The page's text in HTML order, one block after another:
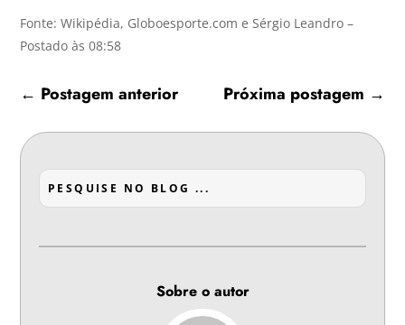
Fonte: Wikipédia, Globoesporte.com e Sérgio Leandro –
Postado às 08:58
← Postagem anterior Próxima postagem →
Sobre o autor